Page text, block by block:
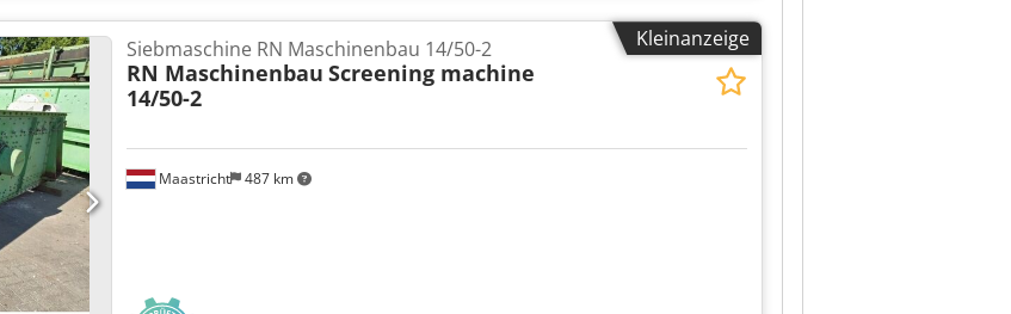
13744-01 Kunden-ID: UNIT#0F001322 Seriennummer: CENT-1322
Douala, Kamerun Ich suche einen seriösen internationalen Käufer, Händler,
das Interesse am Kauf dieser Zentrifuge hat. Ich kann Ihnen Folgendes zur Verfügung
Technische Informationen Details zur Besichtigung und zum Versand aus Kamerun
ob Ihr Unternehmen Interesse am Kauf dieser Maschine hat oder ein Angebot abgeben
Mit freundlichen Grüßen, Michael Chirac 📍 Douala, Kamerun
Kleinanzeige
Maastricht 487 km
Siebmaschine RN Maschinenbau 14/50-2
RN Maschinenbau Screening machine
14/50-2